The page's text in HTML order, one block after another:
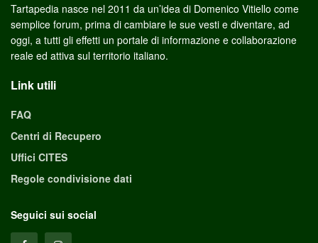
Tartapedia nasce nel 2011 da un’idea di Domenico Vitiello come
semplice forum, prima di cambiare le sue vesti e diventare, ad
oggi, a tutti gli effetti un portale di informazione e collaborazione
reale ed attiva sul territorio italiano.
Link utili
FAQ
Centri di Recupero
Uffici CITES
Regole condivisione dati
Seguici sui social